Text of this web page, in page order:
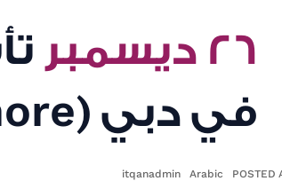
٢٦ ديسمبر
اوفشور (offshore) في دبي
Arabic
itqanadmin